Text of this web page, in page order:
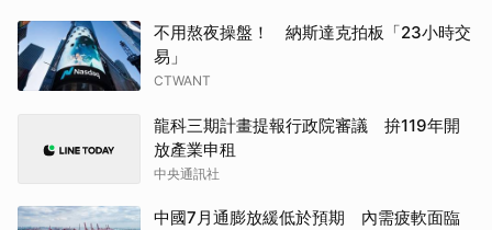
不用熬夜操盤！ 納斯達克拍板「23小時交
易」
CTWANT
龍科三期計畫提報行政院審議 拚119年開
放產業申租
中央通訊社
中國7月通膨放緩低於預期 內需疲軟面臨